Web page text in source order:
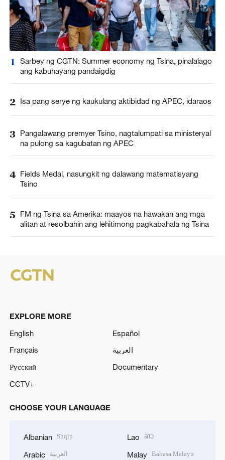
1
Sarbey ng CGTN: Summer economy ng Tsina, pinalalago
ang kabuhayang pandaigdig
2 Isa pang serye ng kaukulang aktibidad ng APEC, idaraos
3 Pangalawang premyer Tsino, nagtalumpati sa ministeryal
na pulong sa kagubatan ng APEC
4 Fields Medal, nasungkit ng dalawang matematisyang
Tsino
5
FM ng Tsina sa Amerika: maayos na hawakan ang mga
alitan at resolbahin ang lehitimong pagkabahala ng Tsina
EXPLORE MORE
English
Español
Français
العربية
Русский
Documentary
CCTV+
CHOOSE YOUR LANGUAGE
Albanian Shqip
Arabic العربية
Lao ລາວ
Malay Bahasa Melayu